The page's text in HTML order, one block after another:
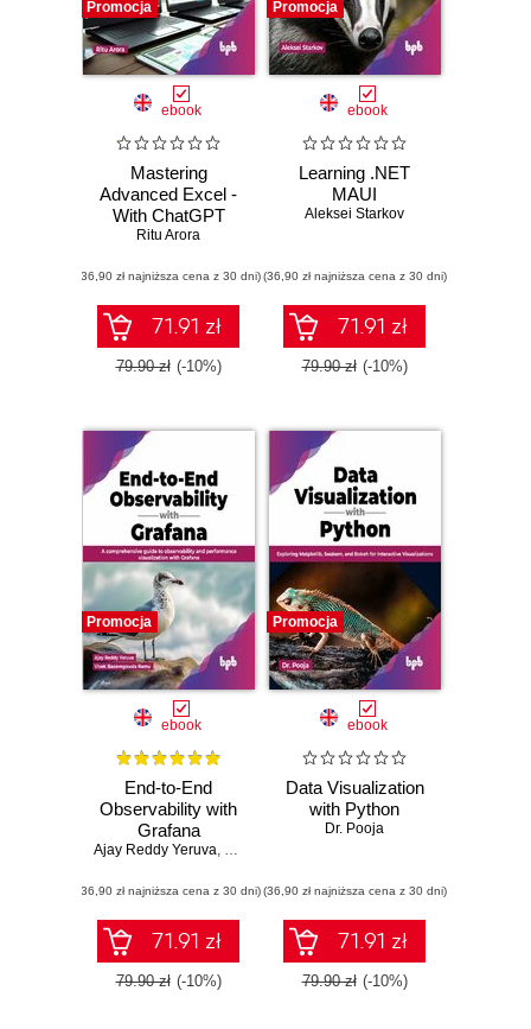
Promocja
ebook
Mastering
Advanced Excel -
With ChatGPT
Integration
Ritu Arora
(36,90 zł najniższa cena z 30 dni)
71.91 zł
79.90 zł (-10%)
Promocja
ebook
Learning .NET
MAUI
Aleksei Starkov
(36,90 zł najniższa cena z 30 dni)
71.91 zł
79.90 zł (-10%)
Promocja
ebook
End-to-End
Observability with
Grafana
Ajay Reddy Yeruva, Vivek Basavegowda Ramu
(36,90 zł najniższa cena z 30 dni)
71.91 zł
79.90 zł (-10%)
Promocja
ebook
Data Visualization
with Python
Dr. Pooja
(36,90 zł najniższa cena z 30 dni)
71.91 zł
79.90 zł (-10%)